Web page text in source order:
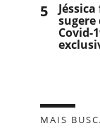
5 sugere
Covid-
MAIS